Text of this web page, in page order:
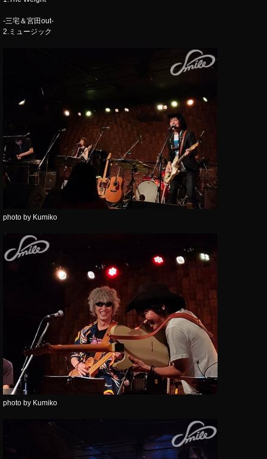
-三宅＆宮田out-
2.ミュージック
photo by Kumiko
photo by Kumiko